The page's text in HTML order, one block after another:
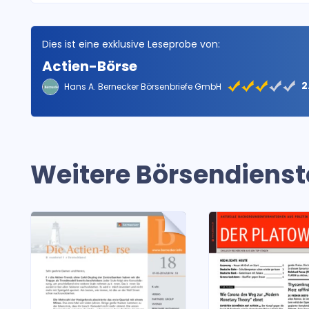
Dies ist eine exklusive Leseprobe von:
Actien-Börse
Hans A. Bernecker Börsenbriefe GmbH
Weitere